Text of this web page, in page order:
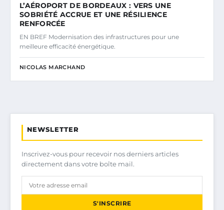
L’AÉROPORT DE BORDEAUX : VERS UNE
SOBRIÉTÉ ACCRUE ET UNE RÉSILIENCE
RENFORCÉE
EN BREF Modernisation des infrastructures pour une
meilleure efficacité énergétique.
NICOLAS MARCHAND
NEWSLETTER
Inscrivez-vous pour recevoir nos derniers articles
directement dans votre boîte mail.
S'INSCRIRE